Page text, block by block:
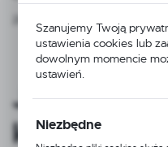
Jak
kable w
Szanujemy Twoją
ustawienia cookies lub
dowolnym momencie
ustawień.
Niezbędne